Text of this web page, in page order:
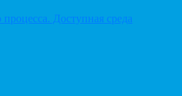
Доступная среда